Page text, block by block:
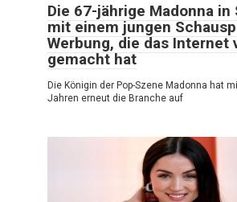
Die 67-jährige Madonna in
mit einem jungen
Werbung, die das Internet
gemacht hat
Die Königin der Pop-Szene Madonna hat
Jahren erneut die Branche auf